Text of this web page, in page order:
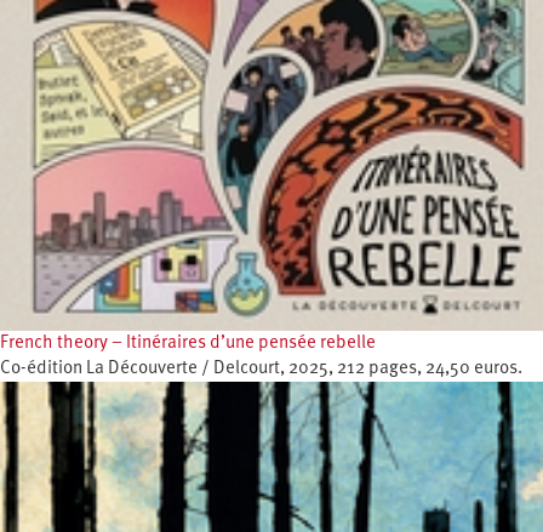
French theory – Itinéraires d’une pensée rebelle
Co-édition La Découverte / Delcourt, 2025, 212 pages, 24,50 euros.